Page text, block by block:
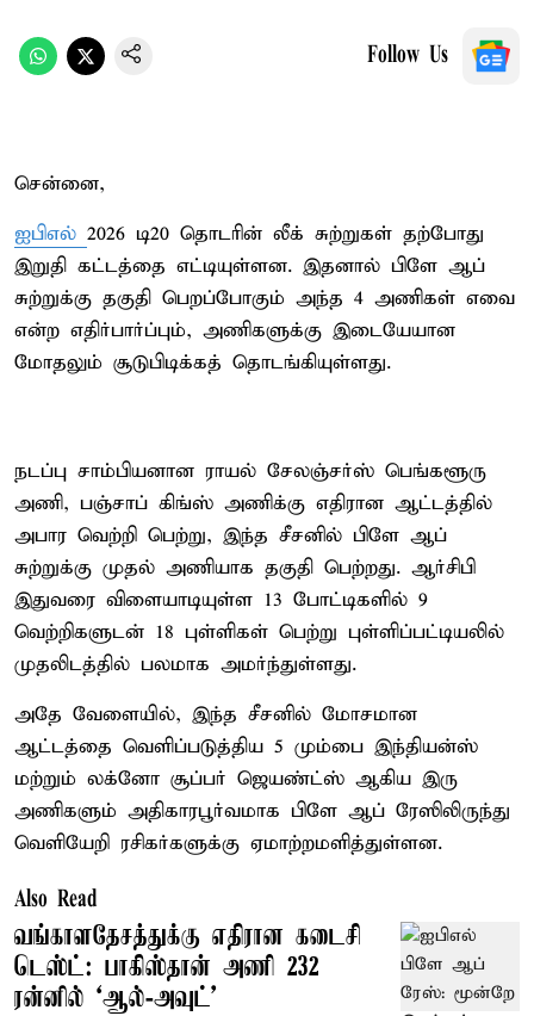
Follow Us
சென்னை,
ஐபிஎல் 2026 டி20 தொடரின் லீக் சுற்றுகள் தற்போது
இறுதி கட்டத்தை எட்டியுள்ளன. இதனால் பிளே ஆப்
சுற்றுக்கு தகுதி பெறப்போகும் அந்த 4 அணிகள் எவை
என்ற எதிர்பார்ப்பும், அணிகளுக்கு இடையேயான
மோதலும் சூடுபிடிக்கத் தொடங்கியுள்ளது.
நடப்பு சாம்பியனான ராயல் சேலஞ்சர்ஸ் பெங்களூரு
அணி, பஞ்சாப் கிங்ஸ் அணிக்கு எதிரான ஆட்டத்தில்
அபார வெற்றி பெற்று, இந்த சீசனில் பிளே ஆப்
சுற்றுக்கு முதல் அணியாக தகுதி பெற்றது. ஆர்சிபி
இதுவரை விளையாடியுள்ள 13 போட்டிகளில் 9
வெற்றிகளுடன் 18 புள்ளிகள் பெற்று புள்ளிப்பட்டியலில்
முதலிடத்தில் பலமாக அமர்ந்துள்ளது.
அதே வேளையில், இந்த சீசனில் மோசமான
ஆட்டத்தை வெளிப்படுத்திய 5 மும்பை இந்தியன்ஸ்
மற்றும் லக்னோ சூப்பர் ஜெயண்ட்ஸ் ஆகிய இரு
அணிகளும் அதிகாரபூர்வமாக பிளே ஆப் ரேஸிலிருந்து
வெளியேறி ரசிகர்களுக்கு ஏமாற்றமளித்துள்ளன.
Also Read
வங்காளதேசத்துக்கு எதிரான கடைசி
டெஸ்ட்: பாகிஸ்தான் அணி 232
ரன்னில் ‘ஆல்-அவுட்’